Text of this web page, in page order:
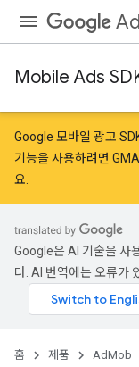
Mobile Ads
Google 모바일 광고
기능을 사용하려면
요.
Google은 AI 기술을 사
다. AI 번역에는 오류가
홈 제품 AdMob